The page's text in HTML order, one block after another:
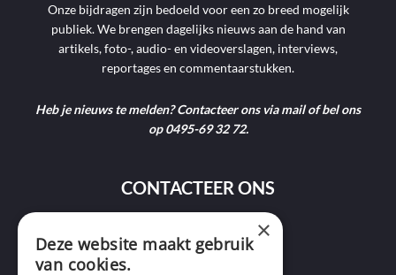
Onze bijdragen zijn bedoeld voor een zo breed mogelijk
publiek. We brengen dagelijks nieuws aan de hand van
artikels, foto-, audio- en videoverslagen, interviews,
reportages en commentaarstukken.
Heb je nieuws te melden? Contacteer ons via mail of bel ons
op 0495-69 32 72.
CONTACTEER ONS
9400 Ninove ×
Deze website maakt gebruik
van cookies.